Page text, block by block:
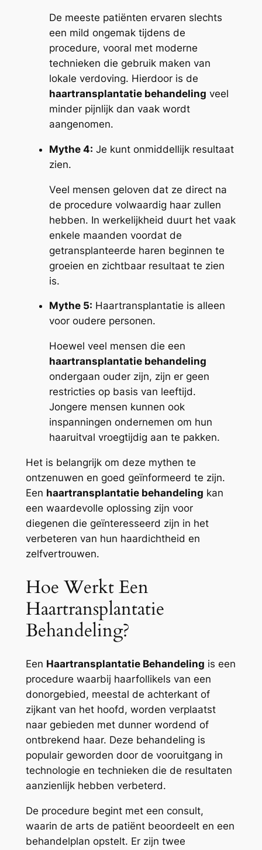
De meeste patiënten ervaren slechts
een mild ongemak tijdens de
procedure, vooral met moderne
technieken die gebruik maken van
lokale verdoving. Hierdoor is de
haartransplantatie behandeling veel
minder pijnlijk dan vaak wordt
aangenomen.
Mythe 4: Je kunt onmiddellijk resultaat
zien.
Veel mensen geloven dat ze direct na
de procedure volwaardig haar zullen
hebben. In werkelijkheid duurt het vaak
enkele maanden voordat de
getransplanteerde haren beginnen te
groeien en zichtbaar resultaat te zien
is.
Mythe 5: Haartransplantatie is alleen
voor oudere personen.
Hoewel veel mensen die een
haartransplantatie behandeling
ondergaan ouder zijn, zijn er geen
restricties op basis van leeftijd.
Jongere mensen kunnen ook
inspanningen ondernemen om hun
haaruitval vroegtijdig aan te pakken.
Het is belangrijk om deze mythen te
ontzenuwen en goed geïnformeerd te zijn.
Een haartransplantatie behandeling kan
een waardevolle oplossing zijn voor
diegenen die geïnteresseerd zijn in het
verbeteren van hun haardichtheid en
zelfvertrouwen.
Hoe Werkt Een
Haartransplantatie
Behandeling?
Een Haartransplantatie Behandeling is een
procedure waarbij haarfollikels van een
donorgebied, meestal de achterkant of
zijkant van het hoofd, worden verplaatst
naar gebieden met dunner wordend of
ontbrekend haar. Deze behandeling is
populair geworden door de vooruitgang in
technologie en technieken die de resultaten
aanzienlijk hebben verbeterd.
De procedure begint met een consult,
waarin de arts de patiënt beoordeelt en een
behandelplan opstelt. Er zijn twee